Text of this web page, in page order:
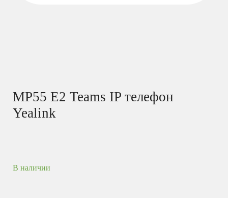
MP55 E2 Teams IP телефон
Yealink
В наличии